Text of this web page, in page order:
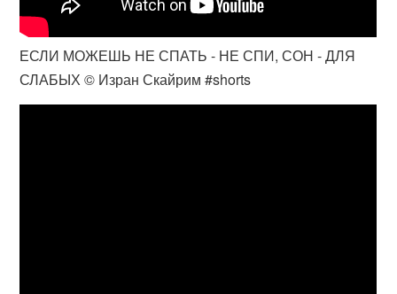
ЕСЛИ МОЖЕШЬ НЕ СПАТЬ - НЕ СПИ, СОН - ДЛЯ
СЛАБЫХ © Изран Скайрим #shorts